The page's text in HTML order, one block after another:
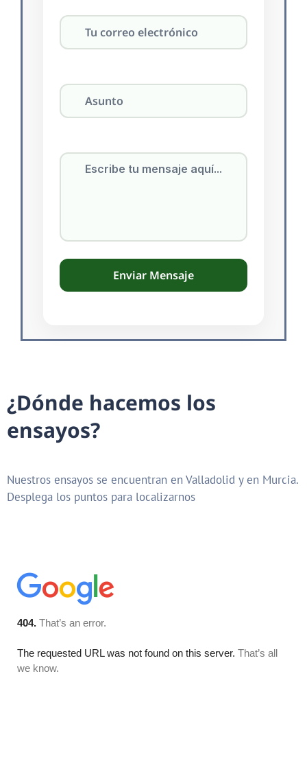
¿Dónde hacemos los
ensayos?
Nuestros ensayos se encuentran en Valladolid y en Murcia.
Desplega los puntos para localizarnos